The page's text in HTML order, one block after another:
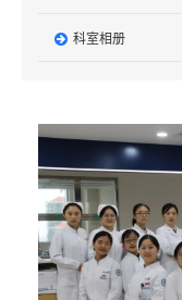
科室相册